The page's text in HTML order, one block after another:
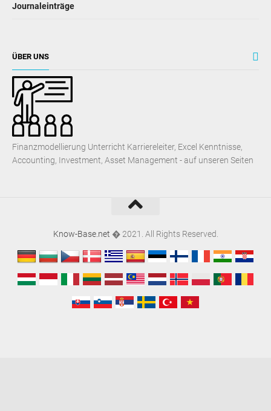
Journaleinträge
ÜBER UNS
Finanzmodellierung Unterricht Karriereleiter, Excel Kenntnisse,
Accounting, Investment, Asset Management - auf unseren Seiten
Know-Base.net � 2021. All Rights Reserved.